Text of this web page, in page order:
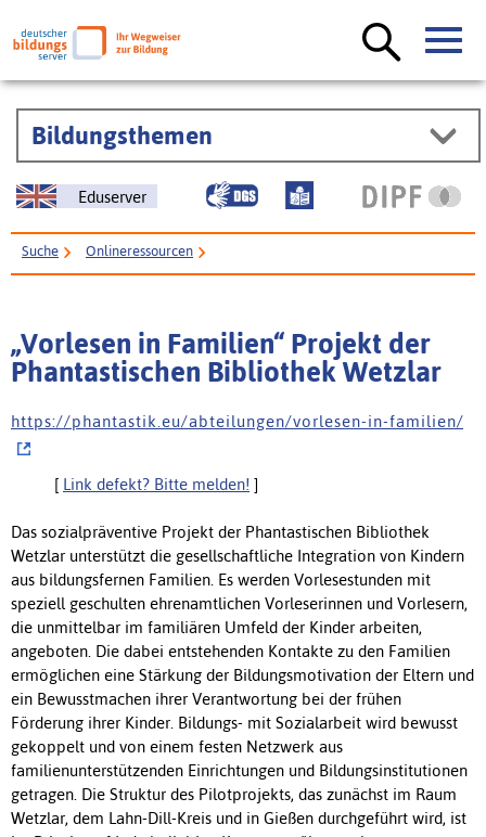
Bildungsthemen
Eduserver
Suche Onlineressourcen
„Vorlesen in Familien“ Projekt der
Phantastischen Bibliothek Wetzlar
h t t p s : / / p h a n t a s t i k . e u / a b t e i l u n g e n / v o r l e s e n - i n - f a m i l i e n /
[ Link defekt? Bitte melden! ]
Das sozialpräventive Projekt der Phantastischen Bibliothek
Wetzlar unterstützt die gesellschaftliche Integration von Kindern
aus bildungsfernen Familien. Es werden Vorlesestunden mit
speziell geschulten ehrenamtlichen Vorleserinnen und Vorlesern,
die unmittelbar im familiären Umfeld der Kinder arbeiten,
angeboten. Die dabei entstehenden Kontakte zu den Familien
ermöglichen eine Stärkung der Bildungsmotivation der Eltern und
ein Bewusstmachen ihrer Verantwortung bei der frühen
Förderung ihrer Kinder. Bildungs- mit Sozialarbeit wird bewusst
gekoppelt und von einem festen Netzwerk aus
familienunterstützenden Einrichtungen und Bildungsinstitutionen
getragen. Die Struktur des Pilotprojekts, das zunächst im Raum
Wetzlar, dem Lahn-Dill-Kreis und in Gießen durchgeführt wird, ist